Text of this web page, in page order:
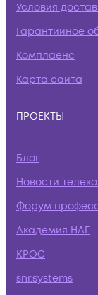
Условия
Гарантийное
Комплаенс
Карта сайта
ПРОЕКТЫ
Блог
Новости
Форум
Академия НАГ
КРОС
snr.systems